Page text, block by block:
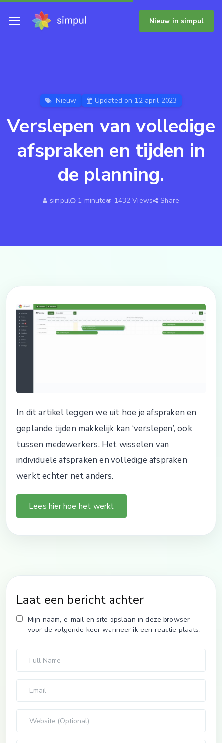
Nieuw in simpul
Nieuw Updated on 12 april 2023
Verslepen van volledige
afspraken en tijden in
de planning.
simpul 1 minute 1432 Views Share
In dit artikel leggen we uit hoe je afspraken en
geplande tijden makkelijk kan ‘verslepen’, ook
tussen medewerkers. Het wisselen van
individuele afspraken en volledige afspraken
werkt echter net anders.
Lees hier hoe het werkt
Laat een bericht achter
Mijn naam, e-mail en site opslaan in deze browser
voor de volgende keer wanneer ik een reactie plaats.